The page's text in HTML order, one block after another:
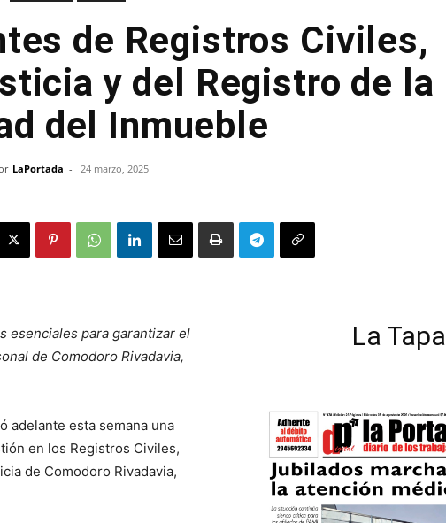
de Registros Civiles,
y del Registro de la
del Inmueble
LaPortada - 24 marzo, 2025
esenciales para garantizar el
de Comodoro Rivadavia,
adelante esta semana una
en los Registros Civiles,
de Comodoro Rivadavia,
La Tapa